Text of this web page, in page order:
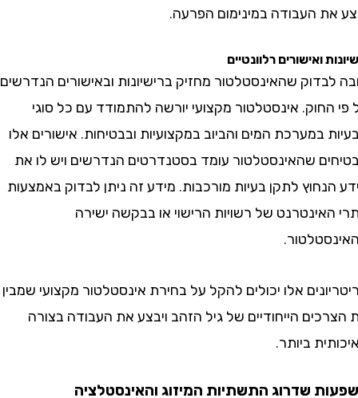
העבודה במינימום הפרעה.
ואישורים רלוונטיים
שהאינסטלטור מחזיק ברישיונות ובאישורים הנדרשים
אינסטלטור מקצועי יורשה להתמודד עם כל סוגי
במערכת המים והביוב במקצועיות ובבטיחות. אישורים אלו
שהאינסטלטור עומד בסטנדרטים הנדרשים ויש לו את
לתקן בעיות מורכבות. מידע זה ניתן לבדוק באמצעות
של רשויות הרישוי או בבקשה ישירה
אלו יכולים להקל על בחירת אינסטלטור מקצועי שמבין
הייחודיים של גיל הזהב ויבצע את העבודה בצורה
ביותר.
שדרוג התשתיות המיזוג והאינסטלציה